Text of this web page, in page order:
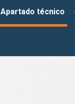
Apartado técnico